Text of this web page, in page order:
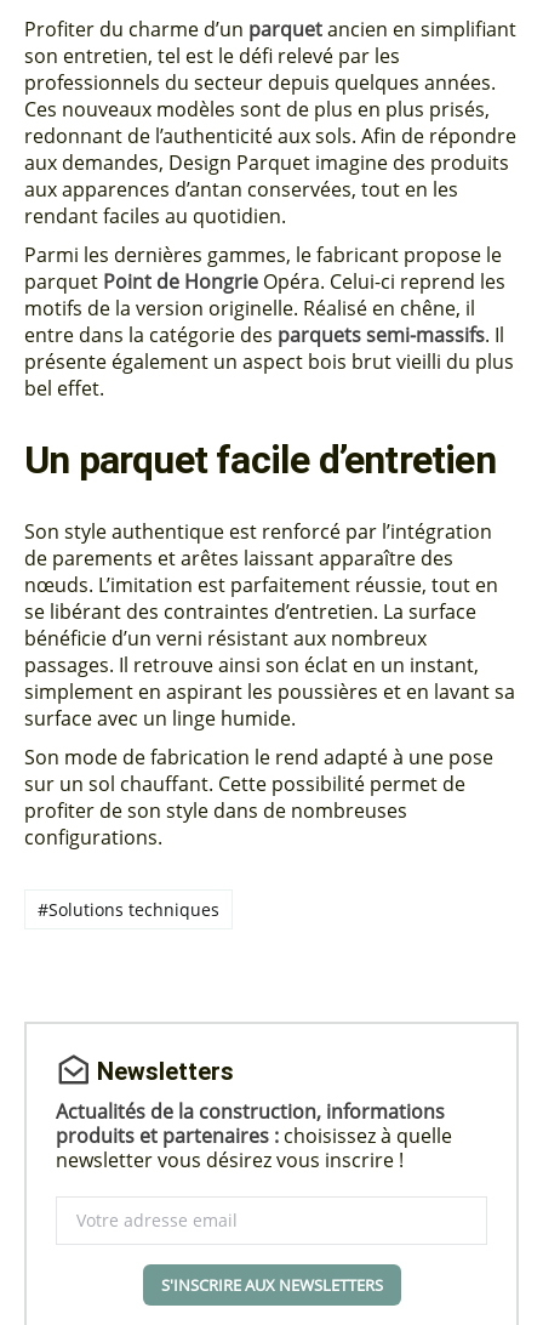
Profiter du charme d’un parquetancien en simplifiant
son entretien, tel est le défi relevé par les
professionnels du secteur depuis quelques années.
Ces nouveaux modèles sont de plus en plus prisés,
redonnant de l’authenticité aux sols. Afin de répondre
aux demandes, Design Parquet imagine des produits
aux apparences d’antan conservées, tout en les
rendant faciles au quotidien.
Parmi les dernières gammes, le fabricant propose le
parquet Point de Hongrie Opéra. Celui-ci reprend les
motifs de la version originelle. Réalisé en chêne, il
entre dans la catégorie des parquets semi-massifs. Il
présente également un aspect bois brut vieilli du plus
bel effet.
Un parquet facile d’entretien
Son style authentique est renforcé par l’intégration
de parements et arêtes laissant apparaître des
nœuds. L’imitation est parfaitement réussie, tout en
se libérant des contraintes d’entretien. La surface
bénéficie d’un verni résistant aux nombreux
passages. Il retrouve ainsi son éclat en un instant,
simplement en aspirant les poussières et en lavant sa
surface avec un linge humide.
Son mode de fabrication le rend adapté à une pose
sur un sol chauffant. Cette possibilité permet de
profiter de son style dans de nombreuses
configurations.
#Solutions techniques
Newsletters
Actualités de la construction, informations
produits et partenaires : choisissez à quelle
newsletter vous désirez vous inscrire !
S'INSCRIRE AUX NEWSLETTERS